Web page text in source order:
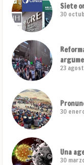
Siete
30
23
30
Una
30